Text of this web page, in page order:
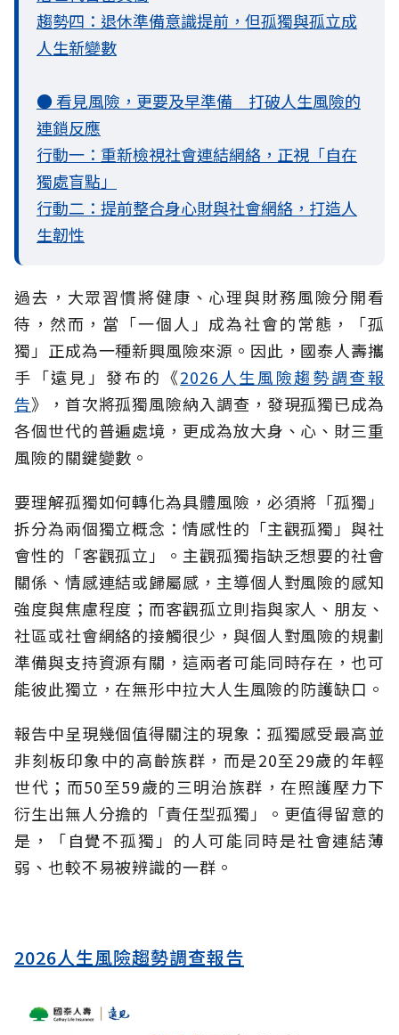
趨勢四：退休準備意識提前，但孤獨與孤立成
人生新變數
● 看見風險，更要及早準備 打破人生風險的
連鎖反應
行動一：重新檢視社會連結網絡，正視「自在
獨處盲點」
行動二：提前整合身心財與社會網絡，打造人
生韌性
過去，大眾習慣將健康、心理與財務風險分開看
待，然而，當「一個人」成為社會的常態，「孤
獨」正成為一種新興風險來源。因此，國泰人壽攜
手「遠見」發布的《2026人生風險趨勢調查報
告》，首次將孤獨風險納入調查，發現孤獨已成為
各個世代的普遍處境，更成為放大身、心、財三重
風險的關鍵變數。
要理解孤獨如何轉化為具體風險，必須將「孤獨」
拆分為兩個獨立概念：情感性的「主觀孤獨」與社
會性的「客觀孤立」。主觀孤獨指缺乏想要的社會
關係、情感連結或歸屬感，主導個人對風險的感知
強度與焦慮程度；而客觀孤立則指與家人、朋友、
社區或社會網絡的接觸很少，與個人對風險的規劃
準備與支持資源有關，這兩者可能同時存在，也可
能彼此獨立，在無形中拉大人生風險的防護缺口。
報告中呈現幾個值得關注的現象：孤獨感受最高並
非刻板印象中的高齡族群，而是20至29歲的年輕
世代；而50至59歲的三明治族群，在照護壓力下
衍生出無人分擔的「責任型孤獨」。更值得留意的
是，「自覺不孤獨」的人可能同時是社會連結薄
弱、也較不易被辨識的一群。
2026人生風險趨勢調查報告